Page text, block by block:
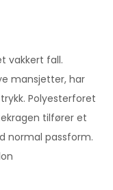
vakkert fall.
mansjetter, har
Polyesterforet
tilfører et
normal passform.